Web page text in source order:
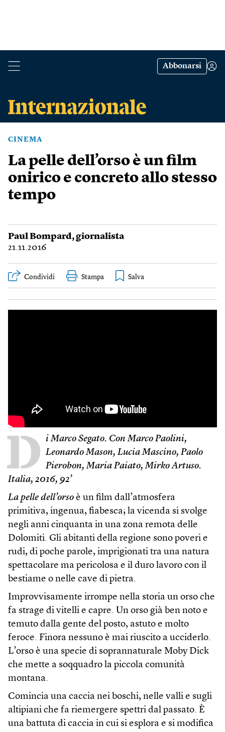
Abbonarsi
CINEMA
La pelle dell’orso è un film
onirico e concreto allo stesso
tempo
Paul Bompard, giornalista
21.11.2016
Condividi Stampa
D i Marco Segato. Con Marco Paolini,
Leonardo Mason, Lucia Mascino, Paolo
Pierobon, Maria Paiato, Mirko Artuso.
Italia, 2016, 92’
La pelle dell’orso è un film dall’atmosfera
primitiva, ingenua, fiabesca; la vicenda si svolge
negli anni cinquanta in una zona remota delle
Dolomiti. Gli abitanti della regione sono poveri e
rudi, di poche parole, imprigionati tra una natura
spettacolare ma pericolosa e il duro lavoro con il
bestiame o nelle cave di pietra.
Improvvisamente irrompe nella storia un orso che
fa strage di vitelli e capre. Un orso già ben noto e
temuto dalla gente del posto, astuto e molto
feroce. Finora nessuno è mai riuscito a ucciderlo.
L’orso è una specie di soprannaturale Moby Dick
che mette a soqquadro la piccola comunità
montana.
Comincia una caccia nei boschi, nelle valli e sugli
altipiani che fa riemergere spettri dal passato. È
una battuta di caccia in cui si esplora e si modifica